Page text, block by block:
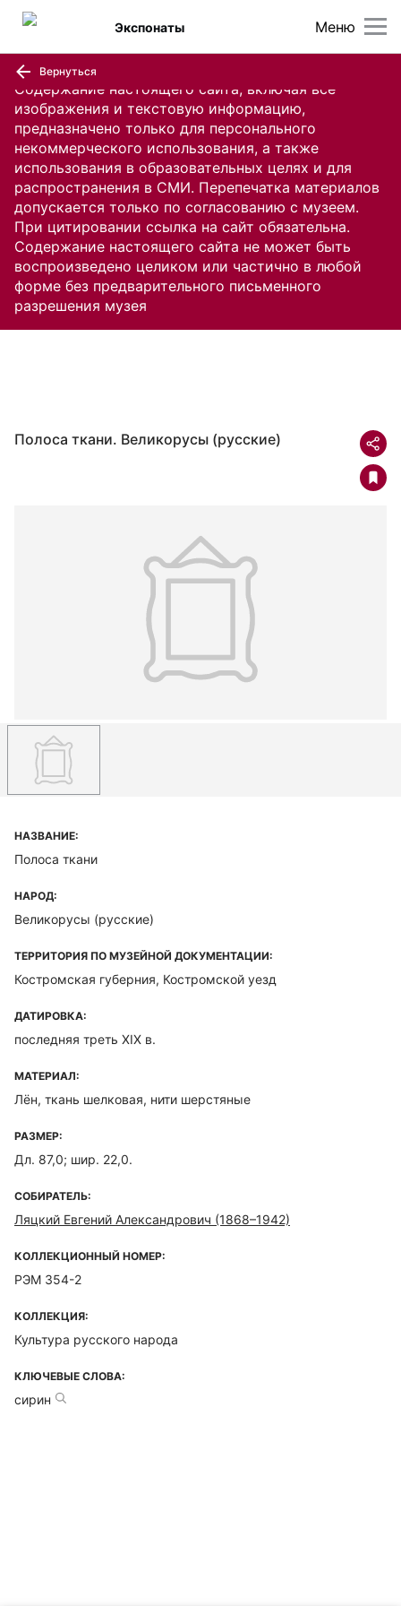
Содержание настоящего сайта, включая все
изображения и текстовую информацию,
предназначено только для персонального
некоммерческого использования, а также
использования в образовательных целях и для
распространения в СМИ. Перепечатка материалов
допускается только по согласованию с музеем.
При цитировании ссылка на сайт обязательна.
Содержание настоящего сайта не может быть
воспроизведено целиком или частично в любой
форме без предварительного письменного
разрешения музея
Меню
Экспонаты
Вернуться
Полоса ткани. Великорусы (русские)
НАЗВАНИЕ:
Полоса ткани
НАРОД:
Великорусы (русские)
ТЕРРИТОРИЯ ПО МУЗЕЙНОЙ ДОКУМЕНТАЦИИ:
Костромская губерния, Костромской уезд
ДАТИРОВКА:
последняя треть XIX в.
МАТЕРИАЛ:
Лён, ткань шелковая, нити шерстяные
РАЗМЕР:
Дл. 87,0; шир. 22,0.
СОБИРАТЕЛЬ:
Ляцкий Евгений Александрович (1868–1942)
КОЛЛЕКЦИОННЫЙ НОМЕР:
РЭМ 354-2
КОЛЛЕКЦИЯ:
Культура русского народа
КЛЮЧЕВЫЕ СЛОВА:
сирин